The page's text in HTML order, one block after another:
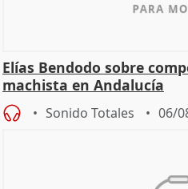
Elías Bendodo sobre
machista en Andalucía
Sonido Totales 06/